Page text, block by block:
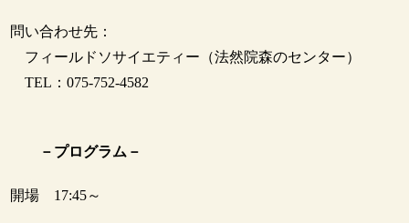
問い合わせ先：
フィールドソサイエティー（法然院森のセンター）
TEL：075-752-4582
－プログラム－
開場 17:45～